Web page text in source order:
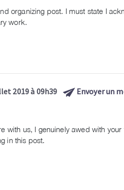
organizing post. I must state I
work.
2019 à 09h39 Envoyer un
with us, I genuinely awed with
in this post.